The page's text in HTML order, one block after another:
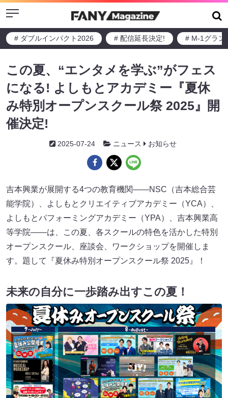
Menu
# ダブルインパクト2026 # 配信延長決定! # M-1グラン
この夏、“エンタメを学ぶ”がフェス
になる! よしもとアカデミー『夏休
み特別オープンスクール祭 2025』開
催決定!
2025-07-24 ニュース お知らせ
吉本興業が展開する4つの教育機関――NSC（吉本総合芸
能学院）、よしもとクリエイティブアカデミー（YCA）、
よしもとパフォーミングアカデミー（YPA）、吉本興業高
等学院――は、この夏、各スクールの特色を活かした特別
オープンスクール、座談会、ワークショップを開催しま
す。題して『夏休み特別オープンスクール祭 2025』！
未来の自分に一歩踏み出すこの夏！